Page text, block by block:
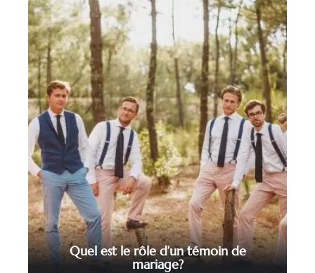
Quel est le rôle d’un témoin de
mariage?